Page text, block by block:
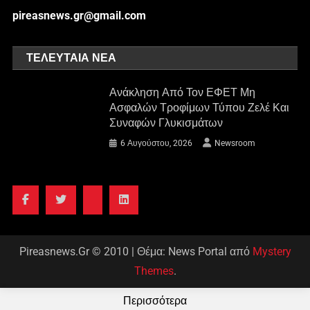
pireasnews.gr@gmail.com
ΤΕΛΕΥΤΑΊΑ ΝΈΑ
Ανάκληση Από Τον ΕΦΕΤ Μη
Ασφαλών Τροφίμων Τύπου Ζελέ Και
Συναφών Γλυκισμάτων
6 Αυγούστου, 2026 Newsroom
Pireasnews.Gr © 2010 | Θέμα: News Portal από Mystery
Themes.
Περισσότερα